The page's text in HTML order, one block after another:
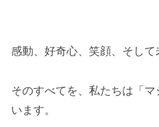
感動、好奇心、笑顔、そして
そのすべてを、私たちは「
います。